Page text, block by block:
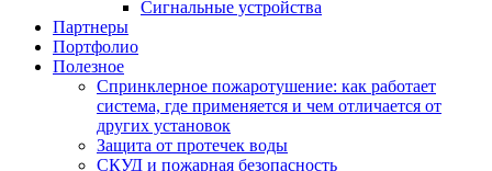
Сигнальные устройства
Партнеры
Портфолио
Полезное
Спринклерное пожаротушение: как работает
система, где применяется и чем отличается от
других установок
Защита от протечек воды
СКУД и пожарная безопасность